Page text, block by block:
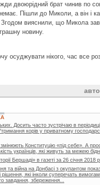
двоюрідний брат чинив по
Пішли до Миколи, а він і
Згодом вияснили, що Микола
новину.
нікого, час все
Досить часто зустрічаю в періодиці
корів у приватному
Конституцію «під себе». А
українців, які живуть за межею
Бершаді» в газеті за 26 січня 2018 р.
та війна на Донбасі з окупантом
рішення, які інколи суперечать
завдання, збереження...